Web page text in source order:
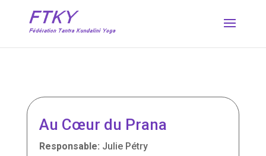
Au Cœur du Prana
Responsable: Julie Pétry